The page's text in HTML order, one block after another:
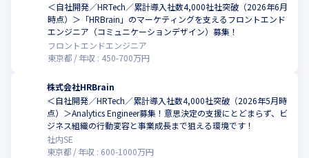
＜自社開発／HRTech／累計導入社数4,000社社突破（2026年6月
時点）＞「HRBrain」のマーケティングを支えるフロントエンド
エンジニア（コミュニケーションデザイン）募集！
フロントエンドエンジニア
東京都
年収 : 450-700万円
株式会社HRBrain
＜自社開発／HRTech／累計導入社数4,000社突破（2026年5月時
点）＞Analytics Engineer募集！意思決定の支援にとどまらず、ビ
ジネス組織の行動変容と事業成長まで狙える環境です！
社内SE
東京都
年収 : 600-1000万円